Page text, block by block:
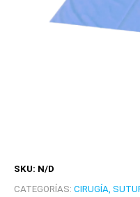
SKU: N/D
CATEGORÍAS: CIRUGÍA,